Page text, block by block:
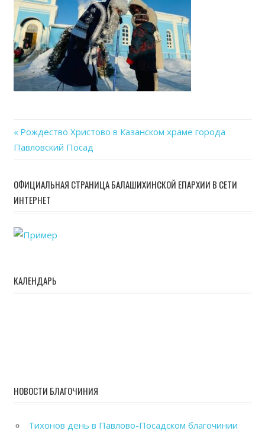
Навигация
записям
Previous
Post:
Рождество Христово в Казанском храме города
Павловский Посад
ОФИЦИАЛЬНАЯ СТРАНИЦА БАЛАШИХИНСКОЙ ЕПАРХИИ В СЕТИ
ИНТЕРНЕТ
КАЛЕНДАРЬ
НОВОСТИ БЛАГОЧИНИЯ
Тихонов день в Павлово-Посадском благочинии